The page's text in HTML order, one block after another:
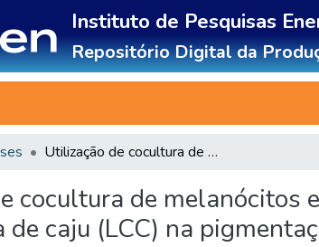
Instituto de Pesquisas
Repositório Digital da
Utilização de cocultura de melanócitos e queratinócitos para avaliação da ação do líquido da castanha de caju (LCC) na pigmentação epidérmica
cocultura de melanócitos
de caju (LCC) na